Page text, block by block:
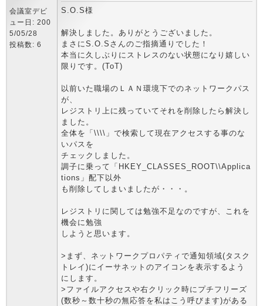
会議室デビ
ュー日: 200
5/05/28
投稿数: 6
S.O.S様
解決しました。ありがとうございました。
まさにS.O.Sさんのご指摘通りでした！
本当に久しぶりにストレスのない状態になり嬉しい
限りです。(ToT)
以前いた職場のＬＡＮ環境下でのネットワークパス
が、
レジストリ上に残っていてそれを削除したら解決し
ました。
全体を「\\\\」で検索して現在アクセスする事のな
いパスを
チェックしました。
調子に乗って「HKEY_CLASSES_ROOT\\Applica
tions」配下以外
も削除してしまいましたが・・・。
レジストリに関しては勉強不足なのですが、これを
機会に勉強
しようと思います。
>まず、ネットワークプロパティで通知領域(タスク
トレイ)にイーサネットのアイコンを表示するよう
にします。
>ファイルアクセスや右クリック時にプチフリーズ
(数秒～数十秒の無応答を私はこう呼びます)がある